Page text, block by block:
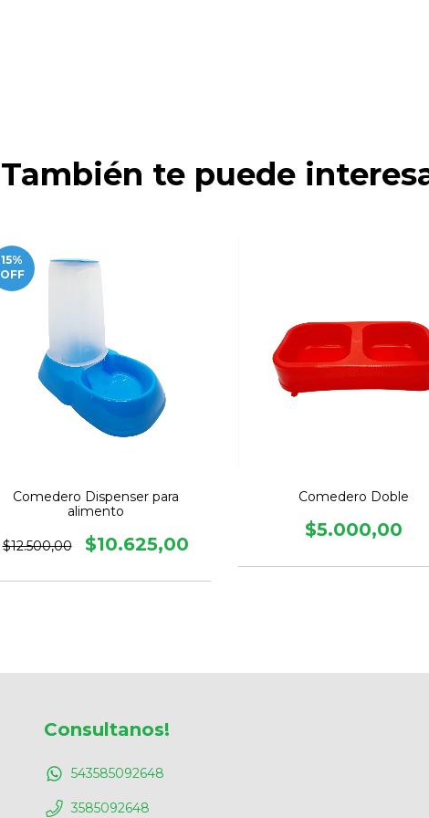
También te puede
15%
OFF
Comedero Dispenser para
alimento
$12.500,00 $10.625,00
Comedero Doble
$5.000,00
Consultanos!
543585092648
3585092648